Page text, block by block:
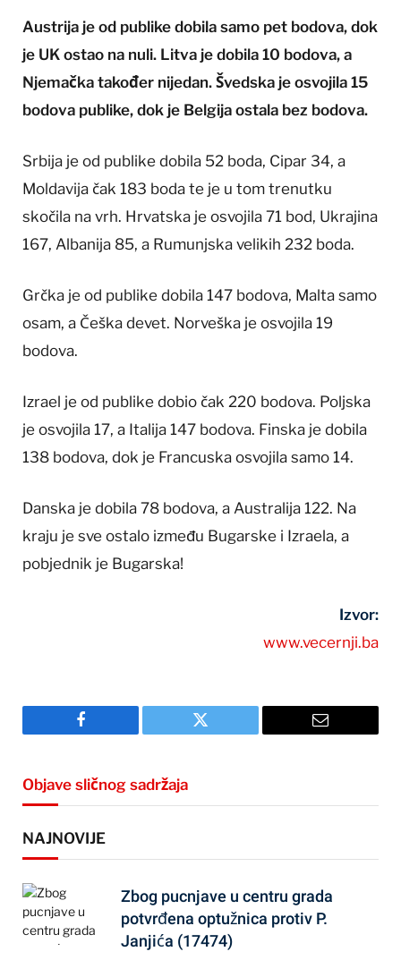
Austrija je od publike dobila samo pet bodova, dok
je UK ostao na nuli. Litva je dobila 10 bodova, a
Njemačka također nijedan. Švedska je osvojila 15
bodova publike, dok je Belgija ostala bez bodova.
Srbija je od publike dobila 52 boda, Cipar 34, a
Moldavija čak 183 boda te je u tom trenutku
skočila na vrh. Hrvatska je osvojila 71 bod, Ukrajina
167, Albanija 85, a Rumunjska velikih 232 boda.
Grčka je od publike dobila 147 bodova, Malta samo
osam, a Češka devet. Norveška je osvojila 19
bodova.
Izrael je od publike dobio čak 220 bodova. Poljska
je osvojila 17, a Italija 147 bodova. Finska je dobila
138 bodova, dok je Francuska osvojila samo 14.
Danska je dobila 78 bodova, a Australija 122. Na
kraju je sve ostalo između Bugarske i Izraela, a
pobjednik je Bugarska!
Izvor:
www.vecernji.ba
Facebook Twitter Email
Objave sličnog sadržaja
NAJNOVIJE
Zbog pucnjave u centru grada
potvrđena optužnica protiv P.
Janjića (17474)